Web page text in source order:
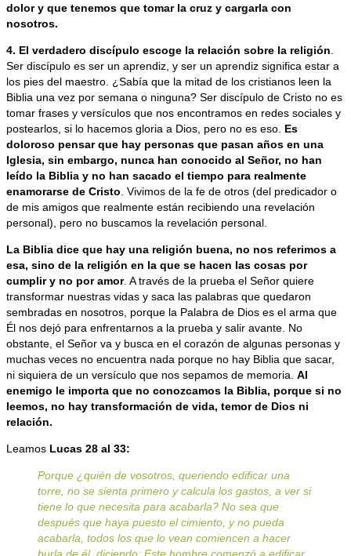
dolor y que tenemos que tomar la cruz y cargarla con
nosotros.
4. El verdadero discípulo escoge la relación sobre la religión.
Ser discípulo es ser un aprendiz, y ser un aprendiz significa estar a
los pies del maestro. ¿Sabía que la mitad de los cristianos leen la
Biblia una vez por semana o ninguna? Ser discípulo de Cristo no es
tomar frases y versículos que nos encontramos en redes sociales y
postearlos, si lo hacemos gloria a Dios, pero no es eso. Es
doloroso pensar que hay personas que pasan años en una
Iglesia, sin embargo, nunca han conocido al Señor, no han
leído la Biblia y no han sacado el tiempo para realmente
enamorarse de Cristo. Vivimos de la fe de otros (del predicador o
de mis amigos que realmente están recibiendo una revelación
personal), pero no buscamos la revelación personal.
La Biblia dice que hay una religión buena, no nos referimos a
esa, sino de la religión en la que se hacen las cosas por
cumplir y no por amor. A través de la prueba el Señor quiere
transformar nuestras vidas y saca las palabras que quedaron
sembradas en nosotros, porque la Palabra de Dios es el arma que
Él nos dejó para enfrentarnos a la prueba y salir avante. No
obstante, el Señor va y busca en el corazón de algunas personas y
muchas veces no encuentra nada porque no hay Biblia que sacar,
ni siquiera de un versículo que nos sepamos de memoria. Al
enemigo le importa que no conozcamos la Biblia, porque si no
leemos, no hay transformación de vida, temor de Dios ni
relación.
Leamos Lucas 28 al 33:
Porque ¿quién de vosotros, queriendo edificar una
torre, no se sienta primero y calcula los gastos, a ver si
tiene lo que necesita para acabarla? No sea que
después que haya puesto el cimiento, y no pueda
acabarla, todos los que lo vean comiencen a hacer